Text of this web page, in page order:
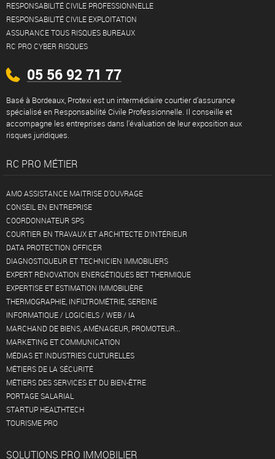
RESPONSABILITÉ CIVILE PROFESSIONNELLE
RESPONSABILITÉ CIVILE EXPLOITATION
ASSURANCE TOUS RISQUES BUREAUX
RC PRO CYBER RISQUES
05 56 92 71 77
Basé à Bordeaux, Protexi est un intermédiaire courtier d'assurance
spécialisé en Responsabilité Civile Professionnelle. Il conseille et
accompagne les entreprises dans l'évaluation de leur exposition aux
risques juridiques.
RC PRO MÉTIER
AMO ASSISTANCE MAITRISE D'OUVRAGE
CONSEIL EN ENTREPRISE
COORDONNATEUR SPS
COURTIER EN TRAVAUX ET ARCHITECTE D’INTÉRIEUR
DATA PROTECTION OFFICER
DIAGNOSTIQUEUR ET TECHNICIEN IMMOBILIERS
EXPERT RÉNOVATION ENERGÉTIQUES BET THERMIQUE
EXPERTISE ET ESTIMATION IMMOBILIÈRE
THERMOGRAPHIE, INFILTROMÉTRIE, SEREINE
INFORMATIQUE / LOGICIELS / WEB / IA
MARCHAND DE BIENS, AMÉNAGEUR, PROMOTEUR...
MARKETING ET COMMUNICATION
MÉDIAS ET INDUSTRIES CULTURELLES
MÉTIERS DE LA SÉCURITÉ
MÉTIERS DES SERVICES ET DU BIEN-ÊTRE
PORTAGE SALARIAL
STARTUP HEALTHTECH
TOURISME PRO
SOLUTIONS PRO IMMOBILIER